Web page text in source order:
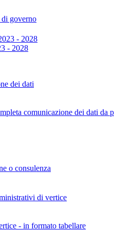
governo
- 2028
- 2028
dei dati
comunicazione dei dati
o consulenza
di vertice
- in formato tabellare